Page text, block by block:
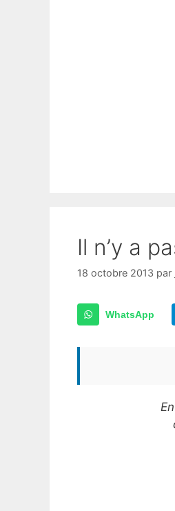
Il n’y a
18 octobre 2013 par
WhatsApp